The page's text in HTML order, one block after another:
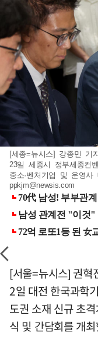
[세종=뉴시스] 강종민 기
23일 세종시 정부세종컨
중소·벤처기업 및 운영
ppkjm@newsis.com
[서울=뉴시스] 권혁
2일 대전 한국과학
도권 소재 신규 초
식 및 간담회를 개